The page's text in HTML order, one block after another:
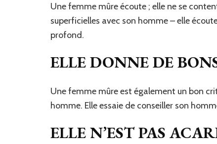
Une femme mûre écoute ; elle ne se
superficielles avec son homme – elle
profond.
ELLE DONNE DE
Une femme mûre est également un bon
homme. Elle essaie de conseiller son
ELLE N’EST PAS